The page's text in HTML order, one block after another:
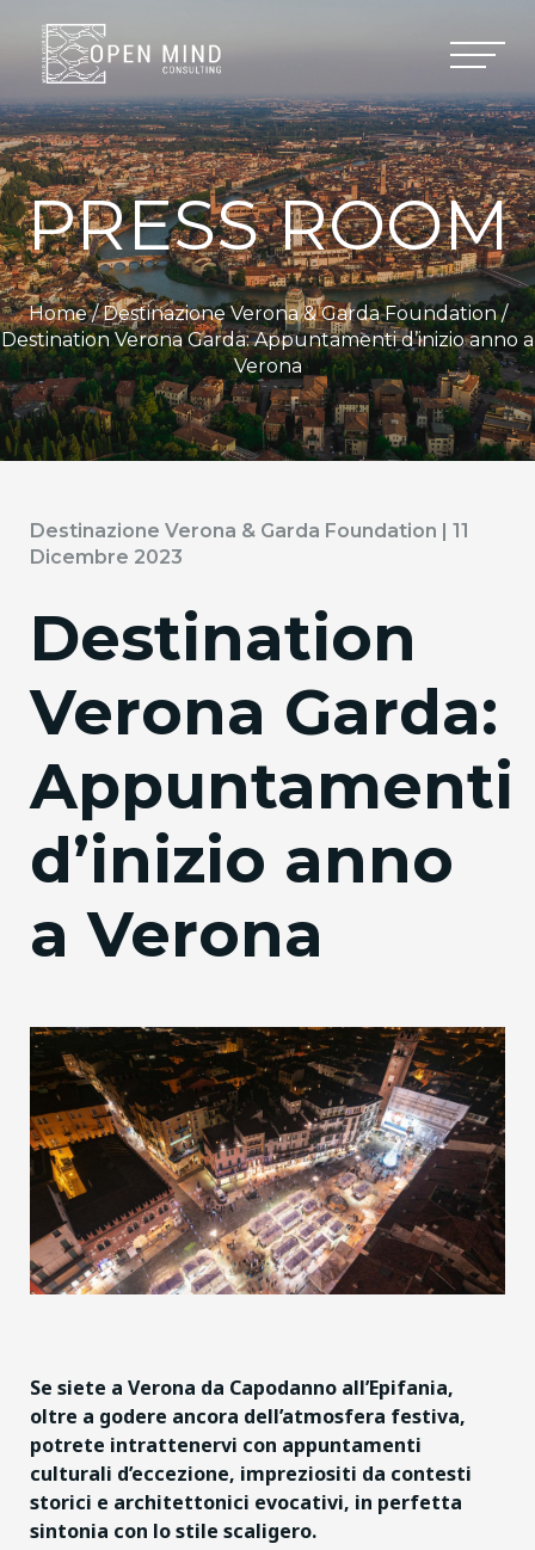
PRESS ROOM
Home /Destinazione Verona & Garda Foundation/
Destination Verona Garda: Appuntamenti d’inizio anno a
Verona
Destinazione Verona & Garda Foundation | 11
Dicembre 2023
Destination
Verona Garda:
Appuntamenti
d’inizio anno
a Verona
Se siete a Verona da Capodanno all’Epifania,
oltre a godere ancora dell’atmosfera festiva,
potrete intrattenervi con appuntamenti
culturali d’eccezione, impreziositi da contesti
storici e architettonici evocativi, in perfetta
sintonia con lo stile scaligero.